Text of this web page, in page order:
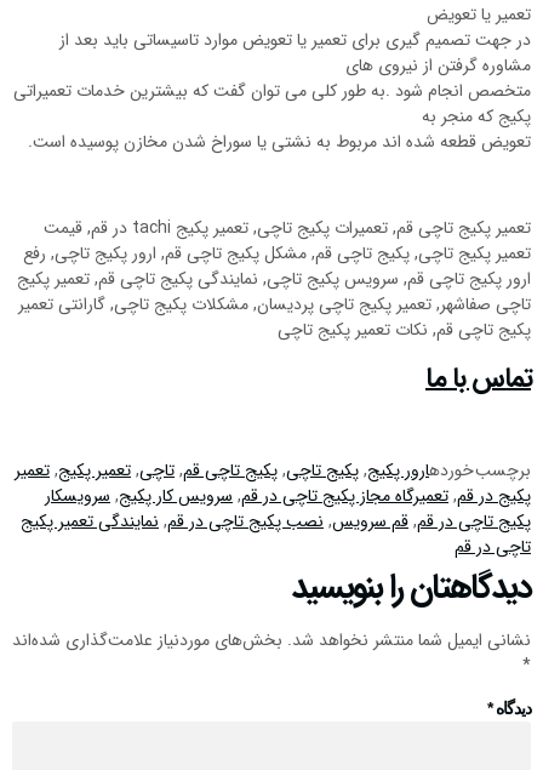
تعمیر یا تعویض
در جهت تصمیم گیری برای تعمیر یا تعویض موارد تاسیساتی باید بعد از
مشاوره گرفتن از نیروی های
متخصص انجام شود .به طور کلی می توان گفت که بیشترین خدمات تعمیراتی
پکیج که منجر به
تعویض قطعه شده اند مربوط به نشتی یا سوراخ شدن مخازن پوسیده است.
تعمیر پکیج تاچی قم, تعمیرات پکیج تاچی, تعمیر پکیج tachi در قم, قیمت
تعمیر پکیج تاچی, پکیج تاچی قم, مشکل پکیج تاچی قم, ارور پکیج تاچی, رفع
ارور پکیج تاچی قم, سرویس پکیج تاچی, نمایندگی پکیج تاچی قم, تعمیر پکیج
تاچی صفاشهر, تعمیر پکیج تاچی پردیسان, مشکلات پکیج تاچی, گارانتی تعمیر
پکیج تاچی قم, نکات تعمیر پکیج تاچی
تماس با ما
برچسب خوردهارور پکیج,پکیج تاچی,پکیج تاچی قم,تاچی,تعمیر پکیج,تعمیر
پکیج در قم,تعمیرگاه مجاز پکیج تاچی در قم,سرویس کار پکیج,سرویسکار
پکیج تاچی در قم,قم سرویس,نصب پکیج تاچی در قم,نمایندگی تعمیر پکیج
تاچی در قم
دیدگاهتان را بنویسید
نشانی ایمیل شما منتشر نخواهد شد. بخش‌های موردنیاز علامت‌گذاری شده‌اند
*
دیدگاه*